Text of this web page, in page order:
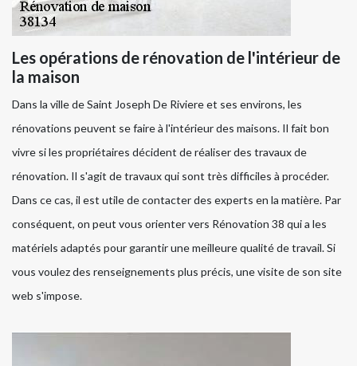
Les opérations de rénovation de l'intérieur de
la maison
Dans la ville de Saint Joseph De Riviere et ses environs, les
rénovations peuvent se faire à l'intérieur des maisons. Il fait bon
vivre si les propriétaires décident de réaliser des travaux de
rénovation. Il s'agit de travaux qui sont très difficiles à procéder.
Dans ce cas, il est utile de contacter des experts en la matière. Par
conséquent, on peut vous orienter vers Rénovation 38 qui a les
matériels adaptés pour garantir une meilleure qualité de travail. Si
vous voulez des renseignements plus précis, une visite de son site
web s'impose.